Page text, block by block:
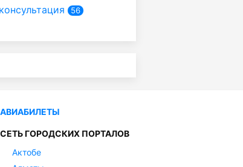
56
АВИАБИЛЕТЫ
СЕТЬ ГОРОДСКИХ ПОРТАЛОВ
Актобе